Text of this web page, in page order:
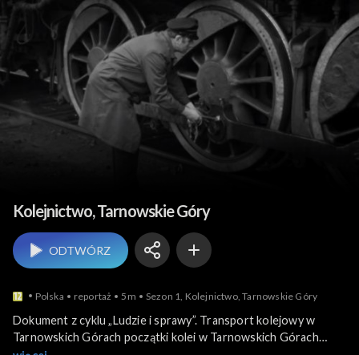
Ludzie i ich historie
Kolejnictwo, Tarnowskie Góry
ODTWÓRZ
Polska reportaż 5m Sezon 1, Kolejnictwo, Tarnowskie Góry
Dokument z cyklu „Ludzie i sprawy”. Transport kolejowy w
Tarnowskich Górach początki kolei w Tarnowskich Górach